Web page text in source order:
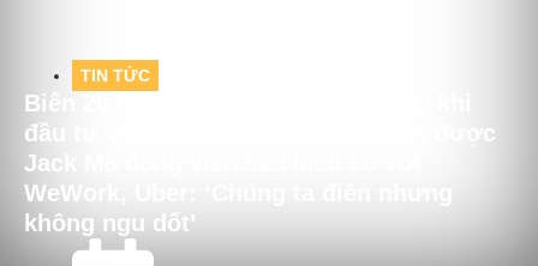
TIN TỨC
Biến 20 triệu USD thành 135 tỷ USD khi
đầu tư vào Alibaba, Masayoshi Son được
Jack Ma động viên sau biến cố với
WeWork, Uber: ‘Chúng ta điên nhưng
không ngu dốt’